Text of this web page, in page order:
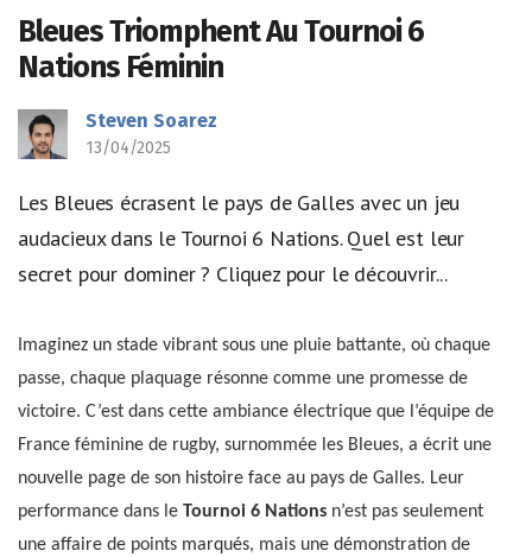
Bleues Triomphent Au Tournoi 6
Nations Féminin
Steven Soarez
13/04/2025
Les Bleues écrasent le pays de Galles avec un jeu
audacieux dans le Tournoi 6 Nations. Quel est leur
secret pour dominer ? Cliquez pour le découvrir...
Imaginez un stade vibrant sous une pluie battante, où chaque
passe, chaque plaquage résonne comme une promesse de
victoire. C’est dans cette ambiance électrique que l’équipe de
France féminine de rugby, surnommée les Bleues, a écrit une
nouvelle page de son histoire face au pays de Galles. Leur
performance dans le Tournoi 6 Nations n’est pas seulement
une affaire de points marqués, mais une démonstration de